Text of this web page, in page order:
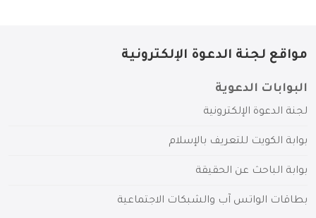
مواقع لجنة الدعوة الإلكترونية
البوابات الدعوية
لجنة الدعوة الإلكترونية
بوابة الكويت للتعريف بالإسلام
بوابة الباحث عن الحقيقة
بطاقات الواتس آب والشبكات الاجتماعية